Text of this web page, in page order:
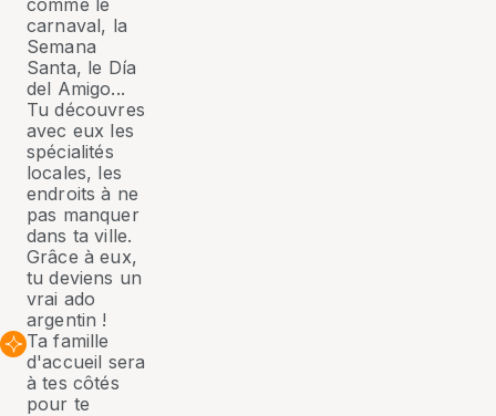
comme le
carnaval, la
Semana
Santa, le Día
del Amigo...
Tu découvres
avec eux les
spécialités
locales, les
endroits à ne
pas manquer
dans ta ville.
Grâce à eux,
tu deviens un
vrai ado
argentin !
Ta famille
d'accueil sera
à tes côtés
pour te